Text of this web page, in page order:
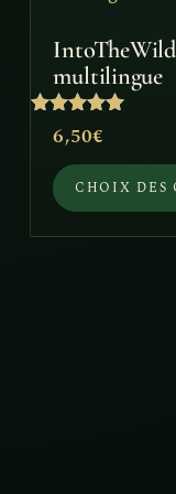
multilingue
Note
sur 5
6,50€
CHOIX DES
plusieurs
variations.
Les
options
peuvent
être